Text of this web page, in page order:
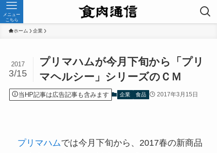
メニュー
こちら
ホーム 企業
プリマハムが今月下旬から「プリ
マヘルシー」シリーズのＣＭ
2017
3/15
当HP記事は広告記事も含みます 企業 食品 2017年3月15日
プリマハムでは今月下旬から、2017春の新商品